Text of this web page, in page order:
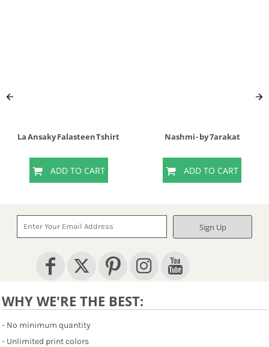
La Ansaky Falasteen Tshirt
ADD TO CART
Nashmi - by 7arakat
ADD TO CART
Sign Up
WHY WE'RE THE BEST:
- No minimum quantity
- Unlimited print colors